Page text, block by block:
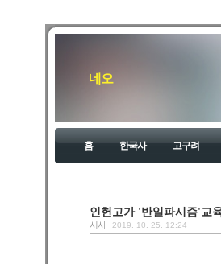
네오
홈 한국사 고구려
인헌고가 '반일파시즘'교
시사 2019. 10. 25. 12:24